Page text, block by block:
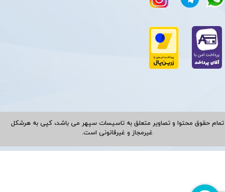
تمام حقوق محتوا و تصاویر متعلق به تاسیسات سپهر می باشد، کپی به هرشکل
غیرمجاز و غیرقانونی است.​​​​​​​